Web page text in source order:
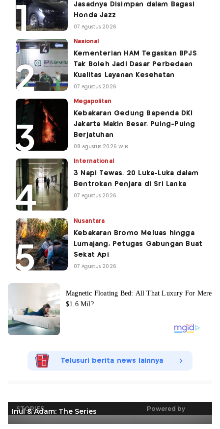
Jasadnya Disimpan dalam Bagasi
Honda Jazz
07 Agustus 2026
Nasional
Kementerian HAM Tegaskan BPJS
Tak Boleh Jadi Dasar Perbedaan
Kualitas Layanan Kesehatan
07 Agustus 2026
Megapolitan
Kebakaran Gedung Bapenda DKI
Jakarta Makin Besar, Puing-Puing
Berjatuhan
08 Agustus 2026 WIB
International
3 Napi Tewas, 20 Luka-Luka dalam
Bentrokan Penjara di Sri Lanka
07 Agustus 2026
Nusantara
Kebakaran Bromo Meluas hingga
Lumajang, Petugas Gabungan Buat
Sekat Api
07 Agustus 2026
Telusuri berita news lainnya